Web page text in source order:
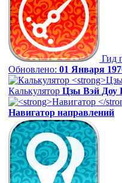
Гид
Обновлено: 01 Января
Калькулятор Цзы Вэй
Навигатор направлений